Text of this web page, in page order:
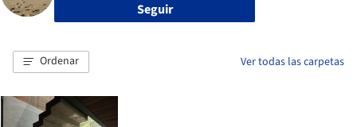
Seguir
Ordenar Ver todas las carpetas